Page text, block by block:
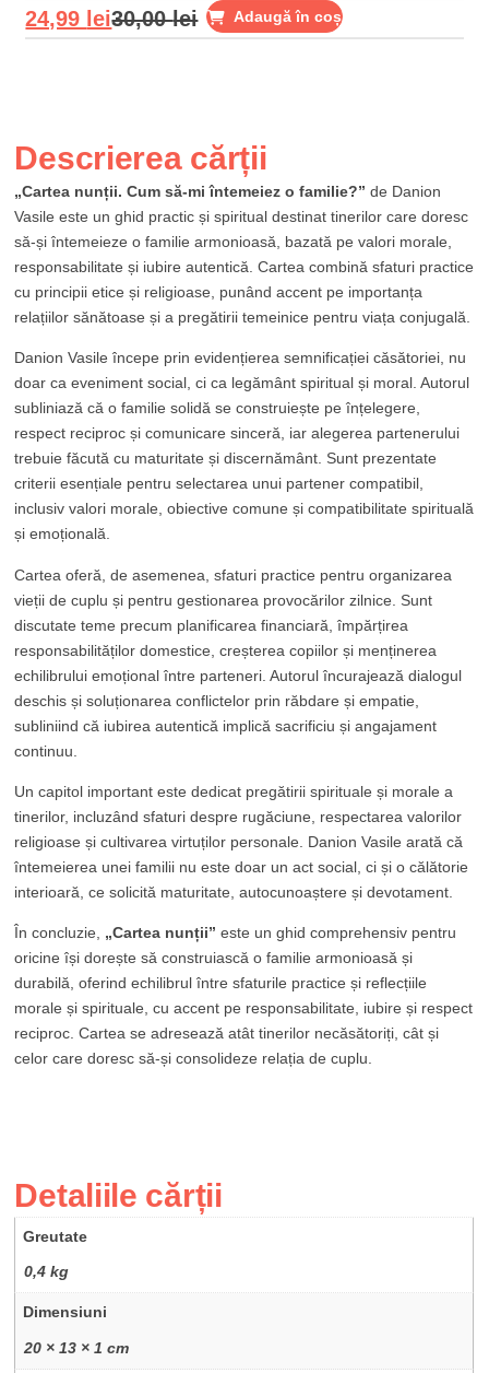
30,00lei
24,99 lei Adaugă în coș
Descrierea cărții
„Cartea nunții. Cum să-mi întemeiez o familie?” de Danion
Vasile este un ghid practic și spiritual destinat tinerilor care doresc
să-și întemeieze o familie armonioasă, bazată pe valori morale,
responsabilitate și iubire autentică. Cartea combină sfaturi practice
cu principii etice și religioase, punând accent pe importanța
relațiilor sănătoase și a pregătirii temeinice pentru viața conjugală.
Danion Vasile începe prin evidențierea semnificației căsătoriei, nu
doar ca eveniment social, ci ca legământ spiritual și moral. Autorul
subliniază că o familie solidă se construiește pe înțelegere,
respect reciproc și comunicare sinceră, iar alegerea partenerului
trebuie făcută cu maturitate și discernământ. Sunt prezentate
criterii esențiale pentru selectarea unui partener compatibil,
inclusiv valori morale, obiective comune și compatibilitate spirituală
și emoțională.
Cartea oferă, de asemenea, sfaturi practice pentru organizarea
vieții de cuplu și pentru gestionarea provocărilor zilnice. Sunt
discutate teme precum planificarea financiară, împărțirea
responsabilităților domestice, creșterea copiilor și menținerea
echilibrului emoțional între parteneri. Autorul încurajează dialogul
deschis și soluționarea conflictelor prin răbdare și empatie,
subliniind că iubirea autentică implică sacrificiu și angajament
continuu.
Un capitol important este dedicat pregătirii spirituale și morale a
tinerilor, incluzând sfaturi despre rugăciune, respectarea valorilor
religioase și cultivarea virtuților personale. Danion Vasile arată că
întemeierea unei familii nu este doar un act social, ci și o călătorie
interioară, ce solicită maturitate, autocunoaștere și devotament.
În concluzie, „Cartea nunții” este un ghid comprehensiv pentru
oricine își dorește să construiască o familie armonioasă și
durabilă, oferind echilibrul între sfaturile practice și reflecțiile
morale și spirituale, cu accent pe responsabilitate, iubire și respect
reciproc. Cartea se adresează atât tinerilor necăsătoriți, cât și
celor care doresc să-și consolideze relația de cuplu.
Detaliile cărții
Greutate
0,4 kg
Dimensiuni
20 × 13 × 1 cm